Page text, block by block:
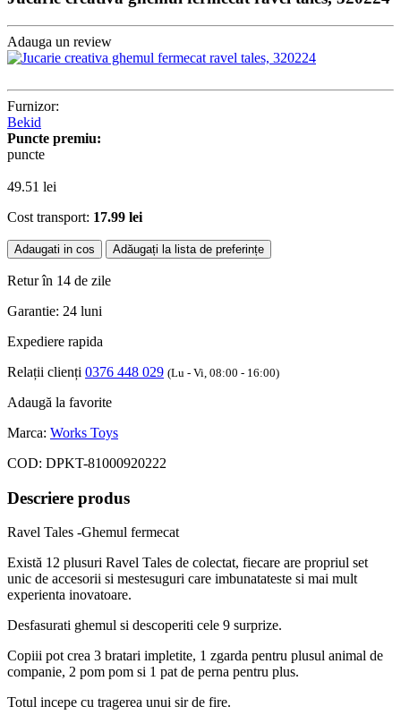
Adauga un review
Furnizor:
Bekid
Puncte premiu:
puncte
49.51 lei
Cost transport: 17.99 lei
Adaugati in cos Adăugați la lista de preferințe
Retur în 14 de zile
Garantie: 24 luni
Expediere rapida
Relații clienți 0376 448 029 (Lu - Vi, 08:00 - 16:00)
Adaugă la favorite
Marca: Works Toys
COD: DPKT-81000920222
Descriere produs
Ravel Tales -Ghemul fermecat
Există 12 plusuri Ravel Tales de colectat, fiecare are propriul set
unic de accesorii si mestesuguri care imbunatateste si mai mult
experienta inovatoare.
Desfasurati ghemul si descoperiti cele 9 surprize.
Copiii pot crea 3 bratari impletite, 1 zgarda pentru plusul animal de
companie, 2 pom pom si 1 pat de perna pentru plus.
Totul incepe cu tragerea unui sir de fire.